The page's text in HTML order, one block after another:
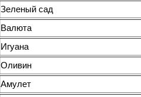
Зеленый сад
Валюта
Игуана
Оливин
Амулет